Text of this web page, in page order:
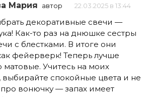
Мария автор 22.03.2025 в 13:44
декоративные свечи —
Как-то раз на днюшке сестры
с блестками. В итоге они
фейерверк! Теперь лучше
Учитесь на моих
выбирайте спокойные цвета и не
про вонючку — запах имеет